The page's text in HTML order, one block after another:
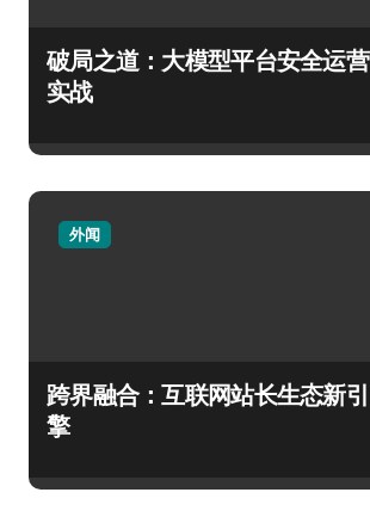
破局之道：大模型平台安全运营
实战
外闻
跨界融合：互联网站长生态新引
擎